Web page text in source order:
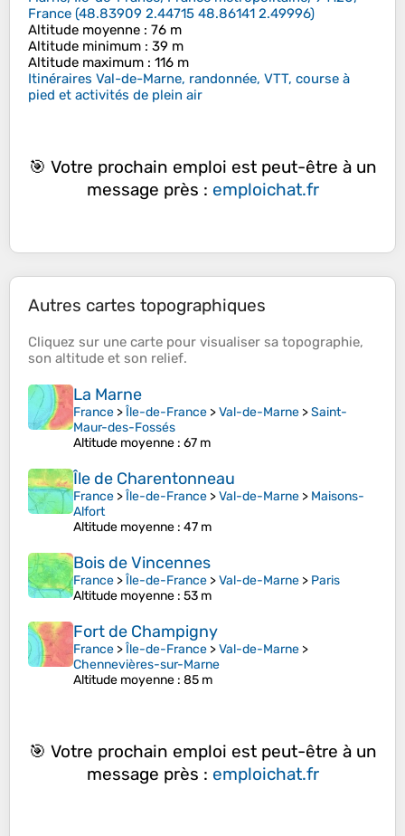
France (48.83909 2.44715 48.86141 2.49996)
Altitude moyenne : 76 m
Altitude minimum : 39 m
Altitude maximum : 116 m
Itinéraires Val-de-Marne, randonnée, VTT, course à
pied et activités de plein air
🎯 Votre prochain emploi est peut-être à un
message près : emploichat.fr
Autres cartes topographiques
Cliquez sur une carte pour visualiser sa topographie,
son altitude et son relief.
La Marne
France >Île-de-France >Val-de-Marne >Saint-
Maur-des-Fossés
Altitude moyenne : 67 m
Île de Charentonneau
France >Île-de-France >Val-de-Marne > Maisons-
Alfort
Altitude moyenne : 47 m
Bois de Vincennes
France >Île-de-France >Val-de-Marne > Paris
Altitude moyenne : 53 m
Fort de Champigny
France >Île-de-France >Val-de-Marne >
Chennevières-sur-Marne
Altitude moyenne : 85 m
🎯 Votre prochain emploi est peut-être à un
message près : emploichat.fr